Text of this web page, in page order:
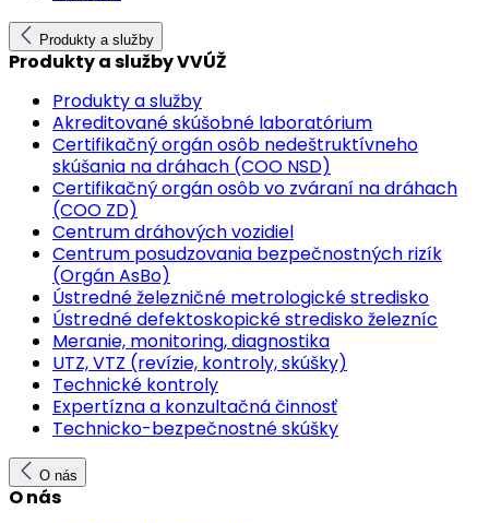
Produkty a služby
Produkty a služby VVÚŽ
Produkty a služby
Akreditované skúšobné laboratórium
Certifikačný orgán osôb nedeštruktívneho
skúšania na dráhach (COO NSD)
Certifikačný orgán osôb vo zváraní na dráhach
(COO ZD)
Centrum dráhových vozidiel
Centrum posudzovania bezpečnostných rizík
(Orgán AsBo)
Ústredné železničné metrologické stredisko
Ústredné defektoskopické stredisko železníc
Meranie, monitoring, diagnostika
UTZ, VTZ (revízie, kontroly, skúšky)
Technické kontroly
Expertízna a konzultačná činnosť
Technicko-bezpečnostné skúšky
O nás
O nás